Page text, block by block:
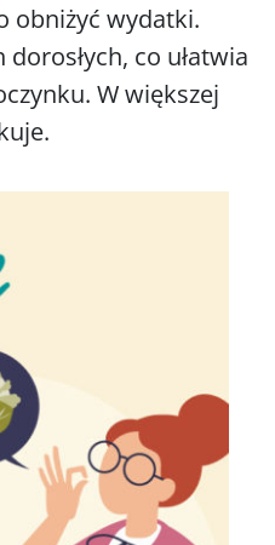
obniżyć wydatki.
co ułatwia
W większej